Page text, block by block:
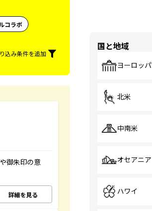
コラボ
込み条件を追加
御朱印の意
詳細を見る
国と地域
ヨーロッパ
北米
中南米
オセアニア
ハワイ